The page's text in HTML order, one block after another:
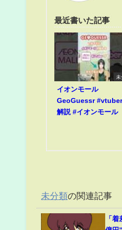
最近書いた記事
未
イオンモール
GeoGuessr
解説 #イオンモール
未分類の関連記事
「